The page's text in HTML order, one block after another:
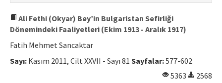
Ali Fethi (Okyar) Bey’in Bulgaristan Sefirliği
Dönemindeki Faaliyetleri (Ekim 1913 - Aralık 1917)
Fatih Mehmet Sancaktar
Sayı: Kasım 2011, Cilt XXVII - Sayı 81 Sayfalar:577-602
5363
2568